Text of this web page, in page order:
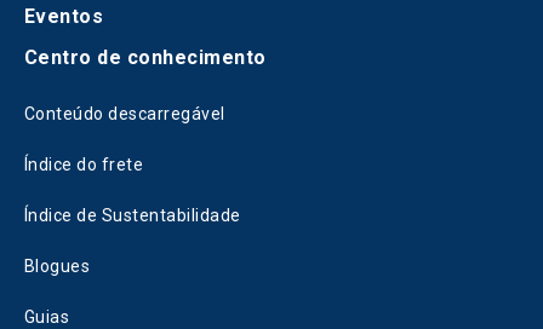
Eventos
Centro de conhecimento
Conteúdo descarregável
Índice do frete
Índice de Sustentabilidade
Blogues
Guias